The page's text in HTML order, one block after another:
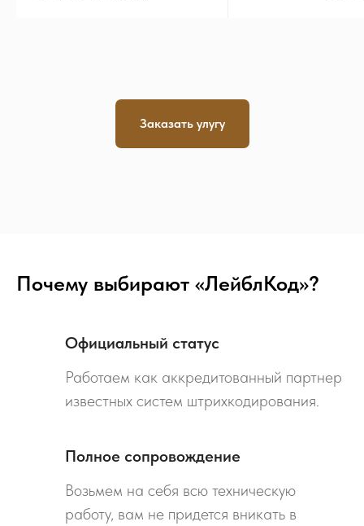
Заказать улугу
Почему выбирают «ЛейблКод»?
Официальный статус
Работаем как аккредитованный партнер
известных систем штрихкодирования.
Полное сопровождение
Возьмем на себя всю техническую
работу, вам не придется вникать в